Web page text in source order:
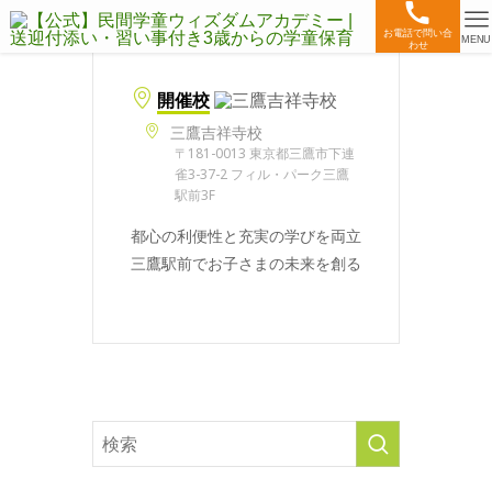
お電話で問い合
わせ
MENU
開催校
三鷹吉祥寺校
〒181-0013 東京都三鷹市下連
雀3-37-2 フィル・パーク三鷹
駅前3F
都心の利便性と充実の学びを両立
三鷹駅前でお子さまの未来を創る